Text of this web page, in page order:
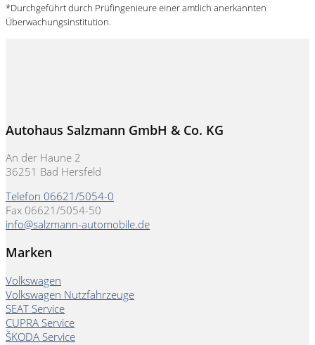
*Durchgeführt durch Prüfingenieure einer amtlich anerkannten
Überwachungsinstitution.
Autohaus Salzmann GmbH & Co. KG
An der Haune 2
36251 Bad Hersfeld
Telefon 06621/5054-0
Fax 06621/5054-50
info@salzmann-automobile.de
Marken
Volkswagen
Volkswagen Nutzfahrzeuge
SEAT Service
CUPRA Service
ŠKODA Service